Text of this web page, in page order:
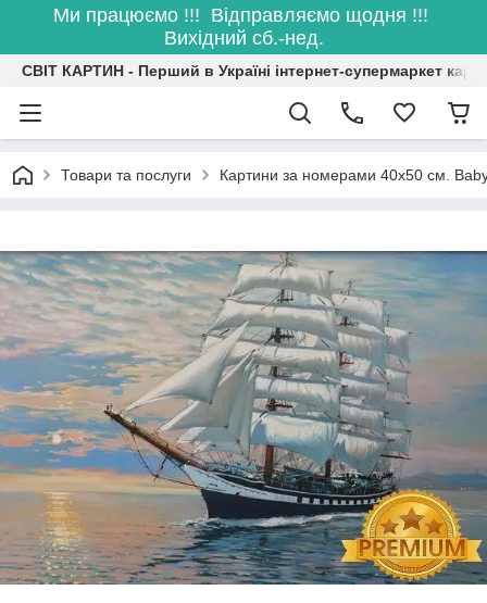
Ми працюємо !!! Відправляємо щодня !!!
Вихідний сб.-нед.
СВІТ КАРТИН - Перший в Україні інтернет-супермаркет
Товари та послуги Картини за номерами 40х50 см.